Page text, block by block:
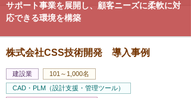
サポート事業を展開し、顧客ニーズに柔軟に対
応できる環境を構築
株式会社CSS技術開発 導入事例
建設業
101～1,000名
CAD・PLM（設計支援・管理ツール）